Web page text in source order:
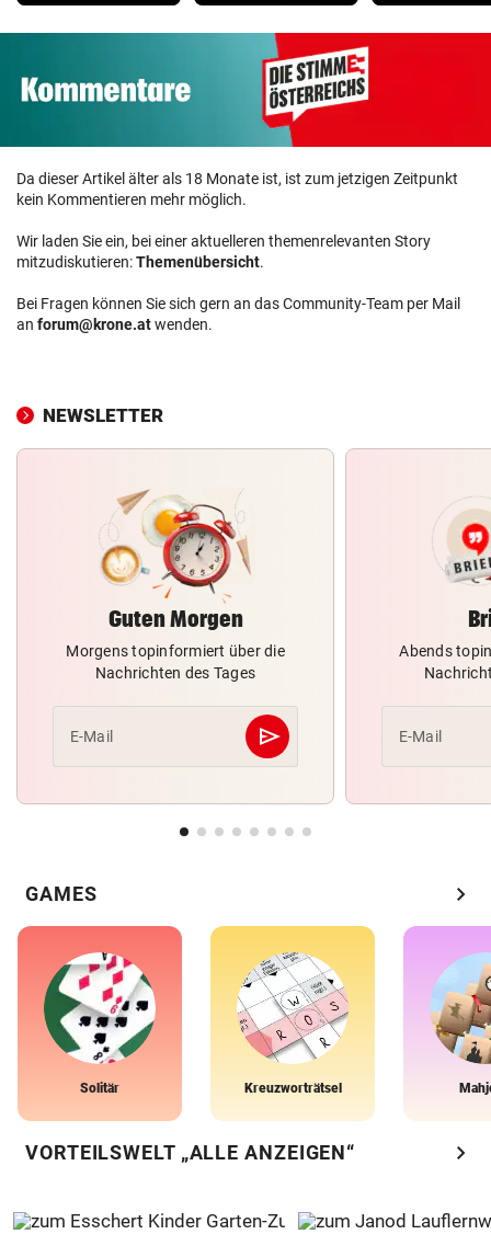
Da dieser Artikel älter als 18 Monate ist, ist zum jetzigen Zeitpunkt
kein Kommentieren mehr möglich.
Wir laden Sie ein, bei einer aktuelleren themenrelevanten Story
mitzudiskutieren:Themenübersicht.
Bei Fragen können Sie sich gern an das Community-Team per Mail
an forum@krone.atwenden.
NEWSLETTER
Guten Morgen
Morgens topinformiert über die
Nachrichten des Tages
E-Mail send
Abschicken
Abends
E-Mail
GAMES chevron_right
Solitär Kreuzworträtsel
VORTEILSWELT „ALLE ANZEIGEN“ chevron_right